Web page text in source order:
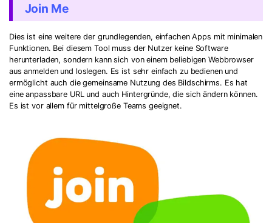
Join Me
Dies ist eine weitere der grundlegenden, einfachen Apps mit minimalen
Funktionen. Bei diesem Tool muss der Nutzer keine Software
herunterladen, sondern kann sich von einem beliebigen Webbrowser
aus anmelden und loslegen. Es ist sehr einfach zu bedienen und
ermöglicht auch die gemeinsame Nutzung des Bildschirms. Es hat
eine anpassbare URL und auch Hintergründe, die sich ändern können.
Es ist vor allem für mittelgroße Teams geeignet.